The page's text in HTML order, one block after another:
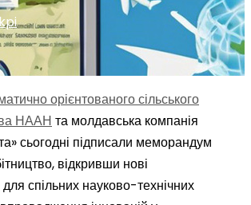
орієнтованого сільського
НААН та молдавська компанія
сьогодні підписали меморандум
відкривши нові
спільних науково-технічних